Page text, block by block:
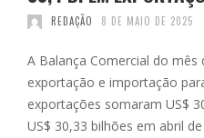
REDAÇÃO 8 DE MAIO DE 2025
A Balança Comercial do mês
exportação e importação
exportações somaram US$
US$ 30,33 bilhões em abril